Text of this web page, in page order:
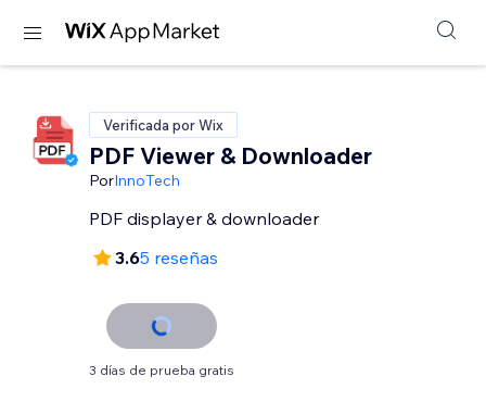
Verificada por Wix
PDF Viewer & Downloader
PorInnoTech
PDF displayer & downloader
3.65 reseñas
3 días de prueba gratis